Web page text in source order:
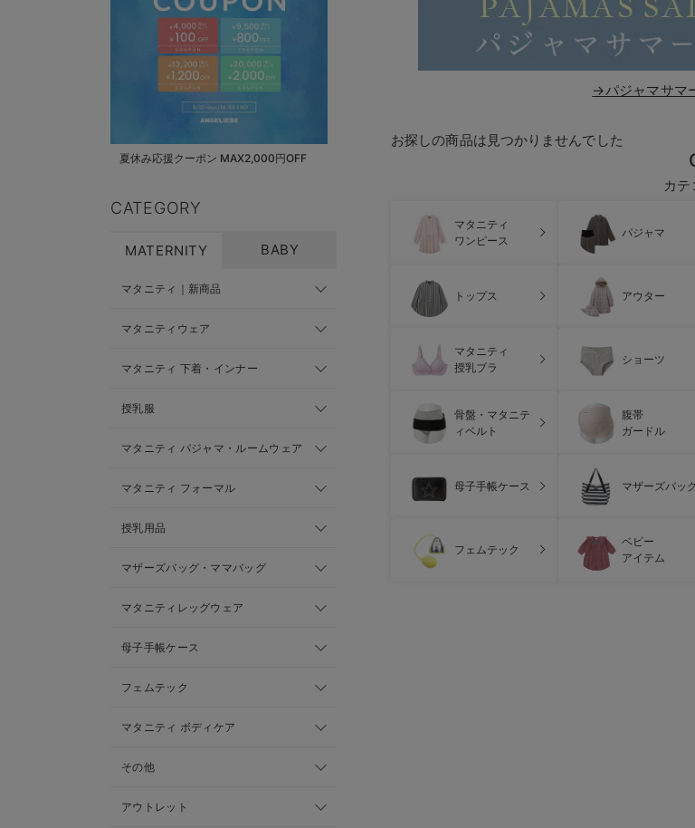
夏休み応援クーポン MAX2,000円OFF
CATEGORY
MATERNITY BABY
マタニティ｜新商品
マタニティウェア
マタニティ 下着・インナー
授乳服
マタニティ パジャマ・ルームウェア
マタニティ フォーマル
授乳用品
マザーズバッグ・ママバッグ
マタニティレッグウェア
母子手帳ケース
フェムテック
マタニティ ボディケア
その他
アウトレット
→パジャマサマ
お探しの商品は見つかりませんでした
カ
マタニティ
ワンピース
パジャマ
トップス アウター
マタニティ
授乳ブラ
ショーツ
骨盤・マタニテ
ィベルト
腹帯
ガードル
母子手帳ケース マザーズバッ
フェムテック
ベビー
アイテム